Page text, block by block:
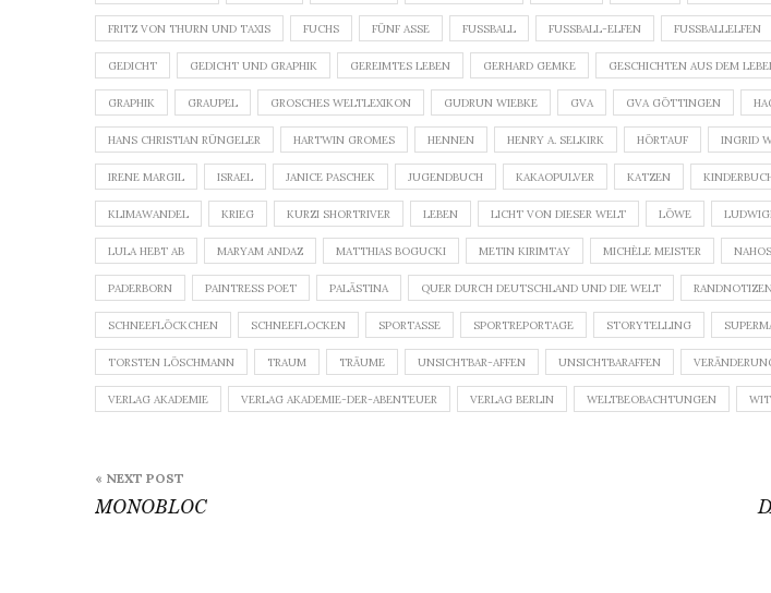
FRITZ VON THURN UND TAXIS FUCHS FÜNF ASSE FUSSBALL FUSSBALL-ELFEN FUSSBALLELFEN
GEDICHT GEDICHT UND GRAPHIK GEREIMTES LEBEN GERHARD GEMKE GESCHICHTEN AUS DEM
GRAPHIK GRAUPEL GROSCHES WELTLEXIKON GUDRUN WIEBKE GVA GVA GÖTTINGEN
HANS CHRISTIAN RÜNGELER HARTWIN GROMES HENNEN HENRY A. SELKIRK HÖRTAUF INGRID
IRENE MARGIL ISRAEL JANICE PASCHEK JUGENDBUCH KAKAOPULVER KATZEN
KLIMAWANDEL KRIEG KURZI SHORTRIVER LEBEN LICHT VON DIESER WELT LÖWE
LULA HEBT AB MARYAM ANDAZ MATTHIAS BOGUCKI METIN KIRIMTAY MICHÈLE MEISTER
PADERBORN PAINTRESS POET PALÄSTINA QUER DURCH DEUTSCHLAND UND DIE WELT
SCHNEEFLÖCKCHEN SCHNEEFLOCKEN SPORTASSE SPORTREPORTAGE STORYTELLING
TORSTEN LÖSCHMANN TRAUM TRÄUME UNSICHTBAR-AFFEN UNSICHTBARAFFEN
VERLAG AKADEMIE VERLAG AKADEMIE-DER-ABENTEUER VERLAG BERLIN WELTBEOBACHTUNGEN
« NEXT POST
MONOBLOC